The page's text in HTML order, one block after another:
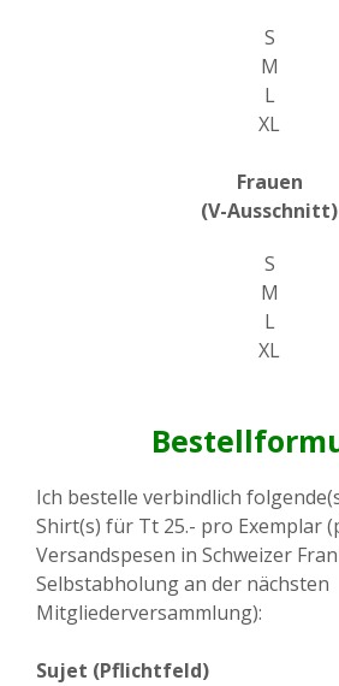
S
M
L
XL
Frauen
(V-Ausschnitt)
S
M
L
XL
Ich bestelle verbindlich
Shirt(s) für Tt 25.- pro Exemplar
Versandspesen in Schweizer
Selbstabholung an der nächsten
Mitgliederversammlung):
Sujet (Pflichtfeld)